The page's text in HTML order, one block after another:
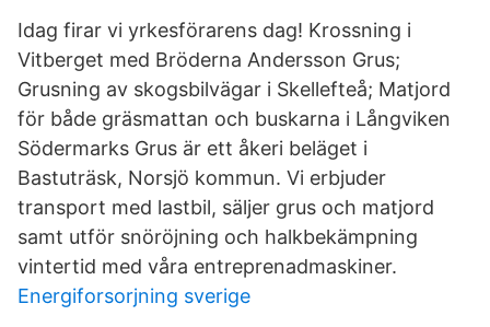
Idag firar vi yrkesförarens dag! Krossning i
Vitberget med Bröderna Andersson Grus;
Grusning av skogsbilvägar i Skellefteå; Matjord
för både gräsmattan och buskarna i Långviken
Södermarks Grus är ett åkeri beläget i
Bastuträsk, Norsjö kommun. Vi erbjuder
transport med lastbil, säljer grus och matjord
samt utför snöröjning och halkbekämpning
vintertid med våra entreprenadmaskiner.
Energiforsorjning sverige